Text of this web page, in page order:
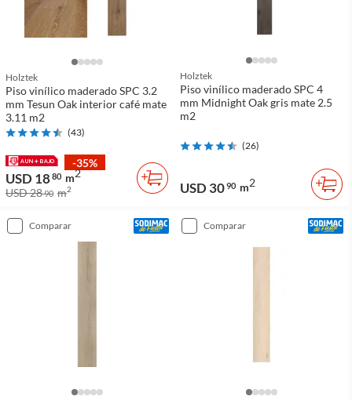
Holztek
Piso vinílico maderado SPC 3.2
mm Tesun Oak interior café mate
3.11 m2
(43)
-35%
USD 1880 m2
USD 2890 m2
Holztek
Piso vinílico maderado SPC 4
mm Midnight Oak gris mate 2.5
m2
(26)
USD 3090 m2
comparar comparar